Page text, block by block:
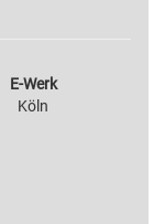
E-Werk
Köln